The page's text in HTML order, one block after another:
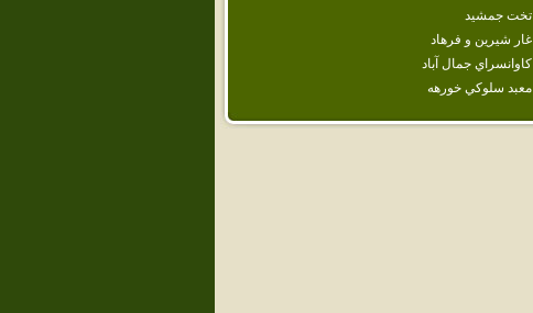
تخت جمشيد
غار شيرين و فرهاد
كاوانسراي جمال آباد
معبد سلوكي‌ خورهه‌